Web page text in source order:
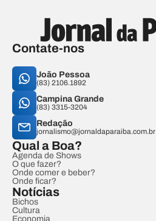
Contate-nos
João Pessoa
(83) 2106.1892
Campina Grande
(83) 3315-3204
Redação
jornalismo@jornaldaparaiba.com.br
Qual a Boa?
Agenda de Shows
O que fazer?
Onde comer e beber?
Onde ficar?
Notícias
Bichos
Cultura
Economia